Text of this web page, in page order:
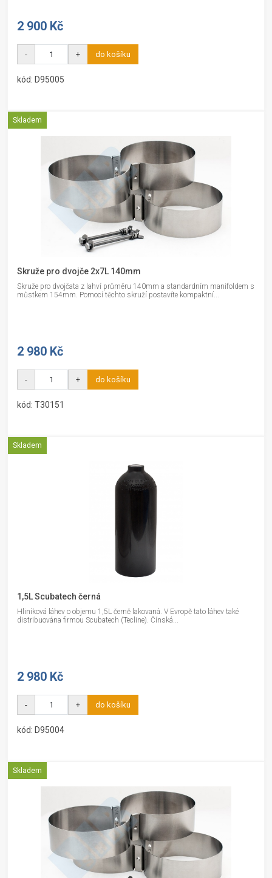
2 900 Kč
- + do košíku
kód: D95005
Skladem
Skruže pro dvojče 2x7L 140mm
Skruže pro dvojčata z lahví průměru 140mm a standardním manifoldem s
můstkem 154mm. Pomocí těchto skruží postavíte kompaktní...
2 980 Kč
- + do košíku
kód: T30151
Skladem
1,5L Scubatech černá
Hliníková láhev o objemu 1,5L černě lakovaná. V Evropě tato láhev také
distribuována firmou Scubatech (Tecline). Čínská...
2 980 Kč
- + do košíku
kód: D95004
Skladem